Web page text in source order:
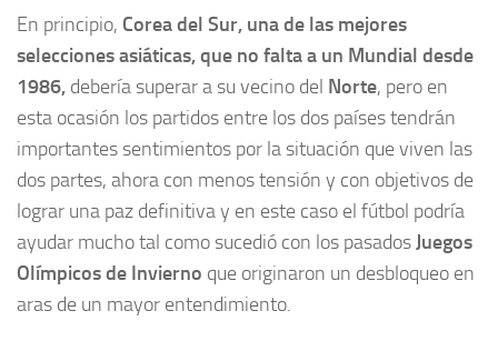
En principio, Corea del Sur, una de las mejores
selecciones asiáticas, que no falta a un Mundial desde
1986, debería superar a su vecino del Norte, pero en
esta ocasión los partidos entre los dos países tendrán
importantes sentimientos por la situación que viven las
dos partes, ahora con menos tensión y con objetivos de
lograr una paz definitiva y en este caso el fútbol podría
ayudar mucho tal como sucedió con los pasados Juegos
Olímpicos de Invierno que originaron un desbloqueo en
aras de un mayor entendimiento.